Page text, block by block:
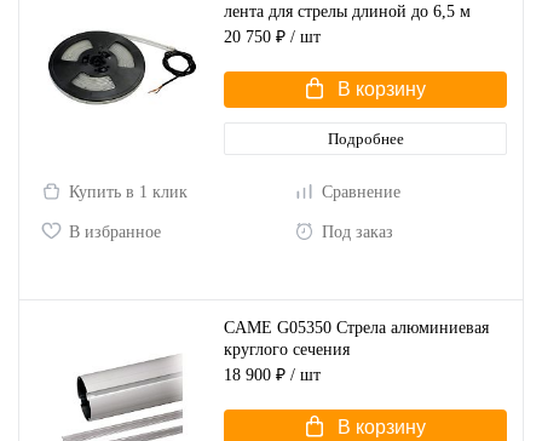
лента для стрелы длиной до 6,5 м
20 750 ₽ / шт
В корзину
Подробнее
Купить в 1 клик Сравнение
В избранное Под заказ
CAME G05350 Стрела алюминиевая
круглого сечения
18 900 ₽ / шт
В корзину